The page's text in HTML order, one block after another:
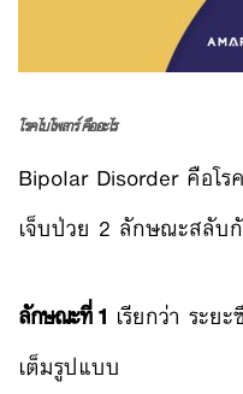
โรคไบโพลาร์ คืออะไร
Bipolar Disorder คือโร
เจ็บป่วย 2 ลักษณะสลับ
ลักษณะที่ 1 เรียกว่า ระย
เต็มรูปแบบ